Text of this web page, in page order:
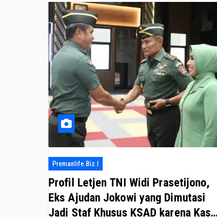
Premanlife.biz.i
Profil Letjen TNI Widi Prasetijono,
Eks Ajudan Jokowi yang Dimutasi
Jadi Staf Khusus KSAD karena